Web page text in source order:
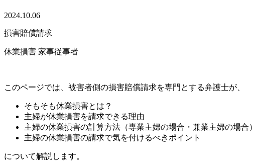
2024.10.06
損害賠償請求
休業損害 家事従事者
このページでは、被害者側の損害賠償請求を専門とする弁護士が、
そもそも休業損害とは？
主婦が休業損害を請求できる理由
主婦の休業損害の計算方法（専業主婦の場合・兼業主婦の場合）
主婦の休業損害の請求で気を付けるべきポイント
について解説します。